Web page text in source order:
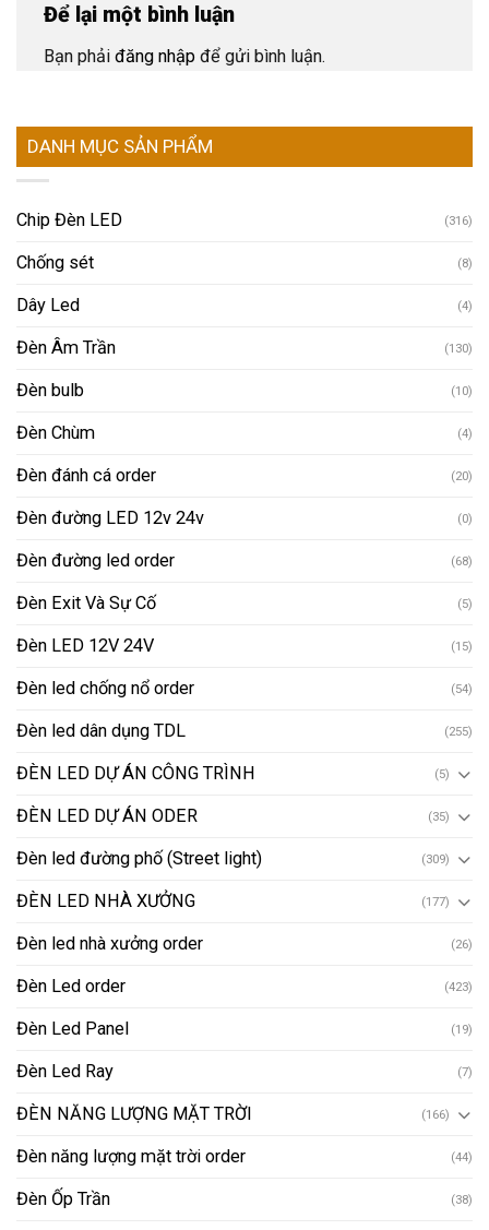
Để lại một bình luận
Bạn phải đăng nhập để gửi bình luận.
DANH MỤC SẢN PHẨM
Chip Đèn LED (316)
Chống sét (8)
Dây Led (4)
Đèn Âm Trần (130)
Đèn bulb (10)
Đèn Chùm (4)
Đèn đánh cá order (20)
Đèn đường LED 12v 24v (0)
Đèn đường led order (68)
Đèn Exit Và Sự Cố (5)
Đèn LED 12V 24V (15)
Đèn led chống nổ order (54)
Đèn led dân dụng TDL (255)
ĐÈN LED DỰ ÁN CÔNG TRÌNH (5)
ĐÈN LED DỰ ÁN ODER (35)
Đèn led đường phố (Street light) (309)
ĐÈN LED NHÀ XƯỞNG (177)
Đèn led nhà xưởng order (26)
Đèn Led order (423)
Đèn Led Panel (19)
Đèn Led Ray (7)
ĐÈN NĂNG LƯỢNG MẶT TRỜI (166)
Đèn năng lượng mặt trời order (44)
Đèn Ốp Trần (38)